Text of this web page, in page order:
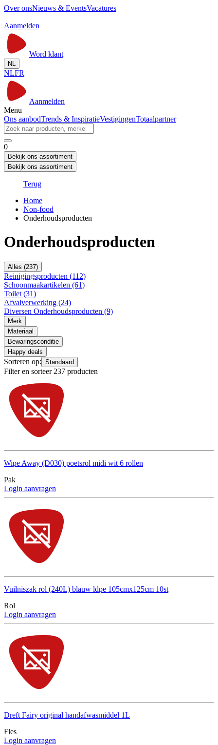
Over onsNieuws & EventsVacatures
Aanmelden
Word klant
NL
NLFR
Aanmelden
Menu
Ons aanbodTrends & InspiratieVestigingenTotaalpartner
0
Bekijk ons assortiment
Bekijk ons assortiment
Terug
Home
Non-food
Onderhoudsproducten
Onderhoudsproducten
Alles (237)
Reinigingsproducten (112)
Schoonmaakartikelen (61)
Toilet (31)
Afvalverwerking (24)
Diversen Onderhoudsproducten (9)
Merk
Materiaal
Bewaringsconditie
Happy deals
Sorteren op: Standaard
Filter en sorteer 237 producten
Wipe Away (D030) poetsrol midi wit 6 rollen
Pak
Login aanvragen
Vuilniszak rol (240L) blauw ldpe 105cmx125cm 10st
Rol
Login aanvragen
Dreft Fairy original handafwasmiddel 1L
Fles
Login aanvragen